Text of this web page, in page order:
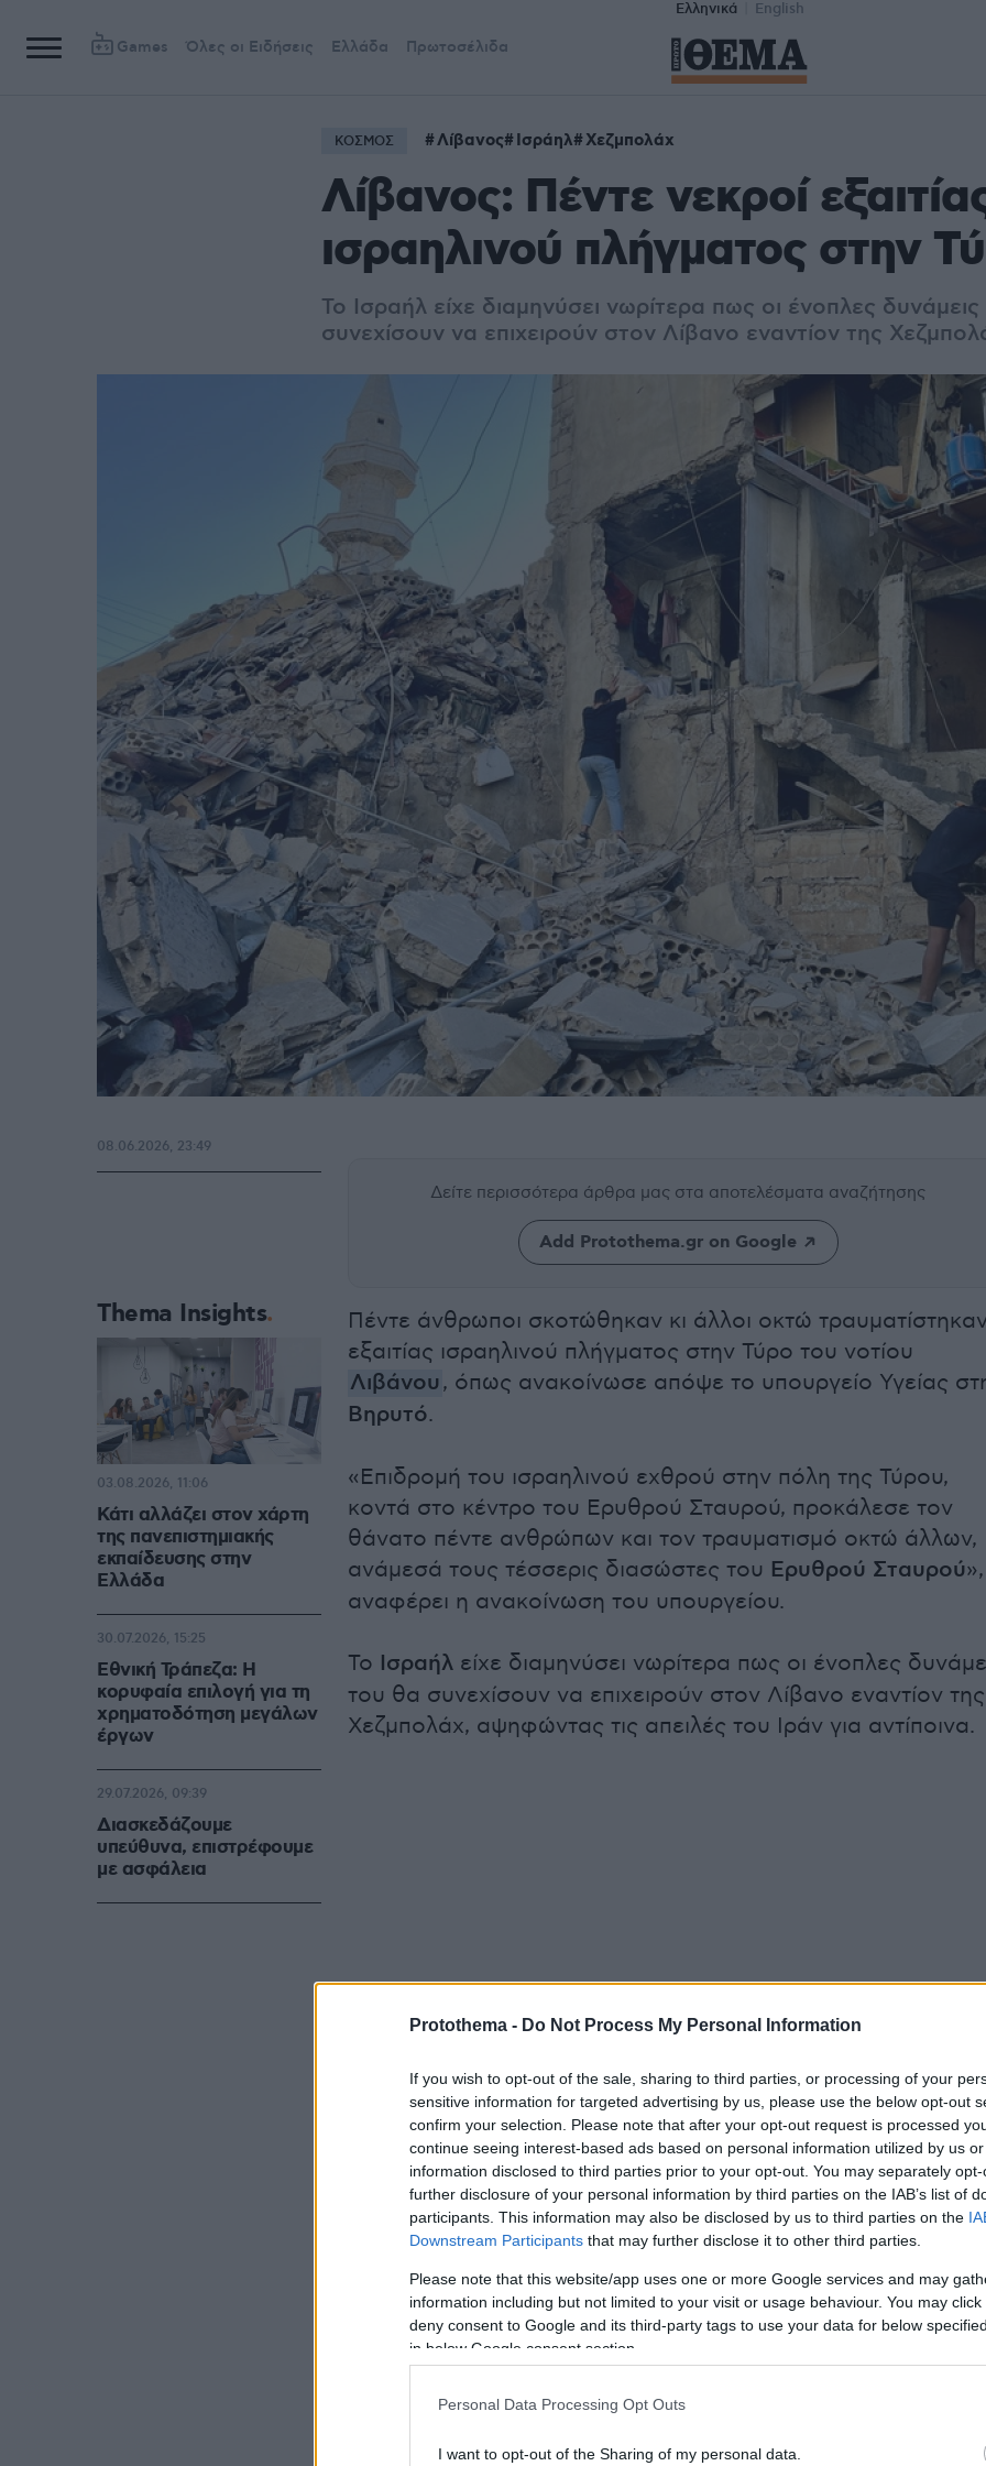
Protothema - Do Not Process My Personal Information
If you wish to opt-out of the sale, sharing to third parties, or processing of your
sensitive information for targeted advertising by us, please use the below opt-out
confirm your selection. Please note that after your opt-out request is processed
continue seeing interest-based ads based on personal information utilized by us
information disclosed to third parties prior to your opt-out. You may separately
further disclosure of your personal information by third parties on the IAB’s list of
participants. This information may also be disclosed by us to third parties on the
Downstream Participants that may further disclose it to other third parties.
Please note that this website/app uses one or more Google services and may
information including but not limited to your visit or usage behaviour. You may
deny consent to Google and its third-party tags to use your data for below
in below Google consent section.
Personal Data Processing Opt Outs
I want to opt-out of the Sharing of my personal data.
Ελληνικά English
Games Όλες οι Ειδήσεις Ελλάδα Πρωτοσέλιδα
ΚΟΣΜΟΣ Λίβανος Ισράηλ Χεζμπολάχ
Λίβανος: Πέντε νεκροί
ισραηλινού πλήγματος στην
Το Ισραήλ είχε διαμηνύσει νωρίτερα πως οι ένοπλες
συνεχίσουν να επιχειρούν στον Λίβανο εναντίον της
Δείτε περισσότερα άρθρα μας στα αποτελέσματα αναζήτησης
Add Protothema.gr on Google
Πέντε άνθρωποι σκοτώθηκαν κι άλλοι οκτώ
εξαιτίας ισραηλινού πλήγματος στην Τύρο του νοτίου
Λιβάνου, όπως ανακοίνωσε απόψε το υπουργείο Υγείας
Βηρυτό.
«Επιδρομή του ισραηλινού εχθρού στην πόλη της Τύρου,
κοντά στο κέντρο του Ερυθρού Σταυρού, προκάλεσε τον
θάνατο πέντε ανθρώπων και τον τραυματισμό οκτώ άλλων,
ανάμεσά τους τέσσερις διασώστες του Ερυθρού Σταυρού»,
αναφέρει η ανακοίνωση του υπουργείου.
Το Ισραήλ είχε διαμηνύσει νωρίτερα πως οι ένοπλες
του θα συνεχίσουν να επιχειρούν στον Λίβανο εναντίον της
Χεζμπολάχ, αψηφώντας τις απειλές του Ιράν για αντίποινα.
08.06.2026, 23:49
Thema Insights
Κάτι αλλάζει στον χάρτη
της πανεπιστημιακής
εκπαίδευσης στην
Ελλάδα
03.08.2026, 11:06
Εθνική Τράπεζα: Η
κορυφαία επιλογή για τη
χρηματοδότηση μεγάλων
έργων
30.07.2026, 15:25
Διασκεδάζουμε
υπεύθυνα, επιστρέφουμε
με ασφάλεια
29.07.2026, 09:39